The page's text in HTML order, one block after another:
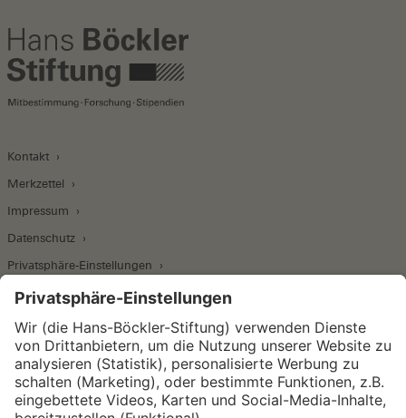
Kontakt
Merkzettel
Impressum
Datenschutz
Privatsphäre-Einstellungen
Wirtschafts- und Sozialwissenschaftliches Institut
Institut für Makroökonomie und